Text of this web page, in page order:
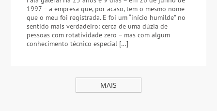
1997 – a empresa que, por acaso, tem o mesmo nome
que o meu foi registrada. E foi um “início humilde” no
sentido mais verdadeiro: cerca de uma dúzia de
pessoas com rotatividade zero – mas com algum
conhecimento técnico especial […]
MAIS